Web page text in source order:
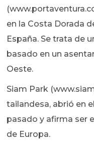
en la Costa Dorada
España. Se trata de
basado en un
Oeste.
Siam Park
tailandesa, abrió en
pasado y afirma ser
de Europa.